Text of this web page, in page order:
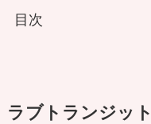
目次
ラブトランジッ